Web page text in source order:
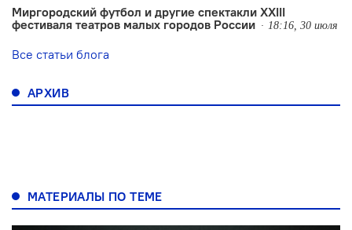
Миргородский футбол и другие спектакли XXIII
фестиваля театров малых городов России
18:16, 30 июля
Все статьи блога
АРХИВ
МАТЕРИАЛЫ ПО ТЕМЕ